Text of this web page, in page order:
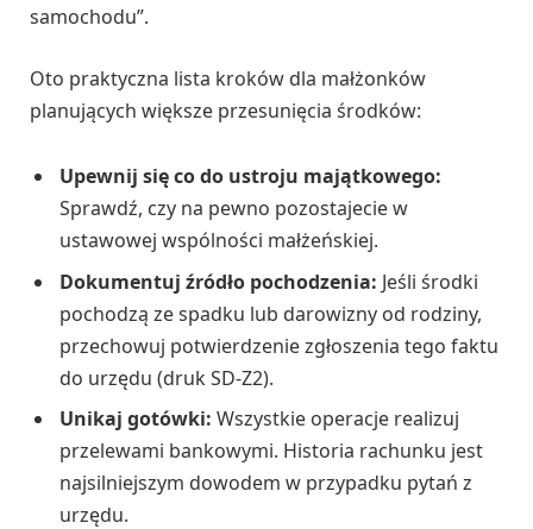
samochodu”.
Oto praktyczna lista kroków dla małżonków
planujących większe przesunięcia środków:
Upewnij się co do ustroju majątkowego:
Sprawdź, czy na pewno pozostajecie w
ustawowej wspólności małżeńskiej.
Dokumentuj źródło pochodzenia: Jeśli środki
pochodzą ze spadku lub darowizny od rodziny,
przechowuj potwierdzenie zgłoszenia tego faktu
do urzędu (druk SD-Z2).
Unikaj gotówki: Wszystkie operacje realizuj
przelewami bankowymi. Historia rachunku jest
najsilniejszym dowodem w przypadku pytań z
urzędu.